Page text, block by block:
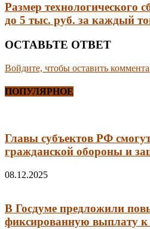
Размер технологического
до 5 тыс. руб. за каждый
ОСТАВЬТЕ ОТВЕТ
Войдите, чтобы оставить
ПОПУЛЯРНОЕ
Главы субъектов РФ
гражданской обороны и
08.12.2025
В Госдуме предложили
фиксированную выплату к